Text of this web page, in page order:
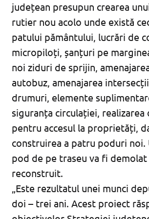
județean presupun crearea
rutier nou acolo unde există
patului pământului, lucrări de
micropiloți, șanțuri pe
noi ziduri de sprijin,
autobuz, amenajarea
drumuri, elemente
siguranța circulației, realizarea
pentru accesul la proprietăți,
construirea a patru poduri noi.
pod de pe traseu va fi
reconstruit.
„Este rezultatul unei munci
doi – trei ani. Acest proiect